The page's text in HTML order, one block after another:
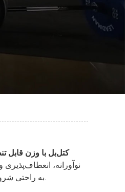
کتل‌بل با وزن قابل
نوآورانه،
به راحتییا یک ورزشکار باتجربه که به دنبال فراتر رفتن از محدودیت‌های خود است، این کتل‌بل تعادل مناسبی از عملکرد و تطبیق‌پذیری را ارائه می‌دهد.